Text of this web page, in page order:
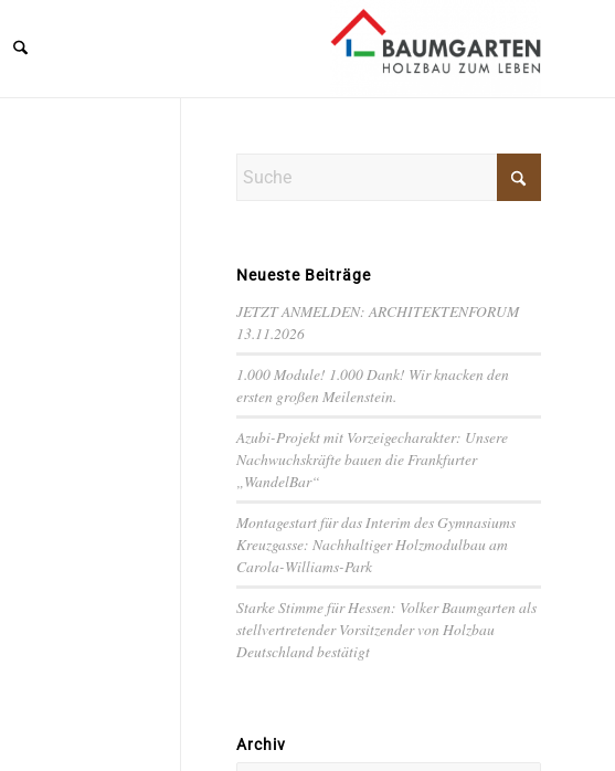
Neueste Beiträge
JETZT ANMELDEN: ARCHITEKTENFORUM
13.11.2026
1.000 Module! 1.000 Dank! Wir knacken den
ersten großen Meilenstein.
Azubi-Projekt mit Vorzeigecharakter: Unsere
Nachwuchskräfte bauen die Frankfurter
„WandelBar“
Montagestart für das Interim des Gymnasiums
Kreuzgasse: Nachhaltiger Holzmodulbau am
Carola-Williams-Park
Starke Stimme für Hessen: Volker Baumgarten als
stellvertretender Vorsitzender von Holzbau
Deutschland bestätigt
Archiv